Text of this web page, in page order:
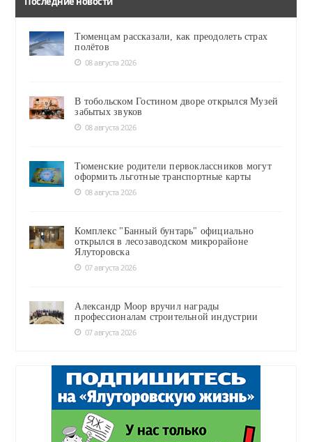
Тюменцам рассказали, как преодолеть страх
полётов
08 августа 2026
В тобольском Гостином дворе открылся Музей
забытых звуков
08 августа 2026
Тюменские родители первоклассников могут
оформить льготные транспортные карты
08 августа 2026
Комплекс "Банный бунтарь" официально
открылся в лесозаводском микрорайоне
Ялуторовска
07 августа 2026
Александр Моор вручил награды
профессионалам строительной индустрии
07 августа 2026